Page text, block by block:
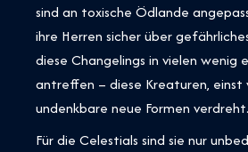
sind an toxische Ödlande
ihre Herren sicher über
diese Changelings in vielen wenig
antreffen – diese Kreaturen,
undenkbare neue Formen verdreht.
Für die Celestials sind sie nur